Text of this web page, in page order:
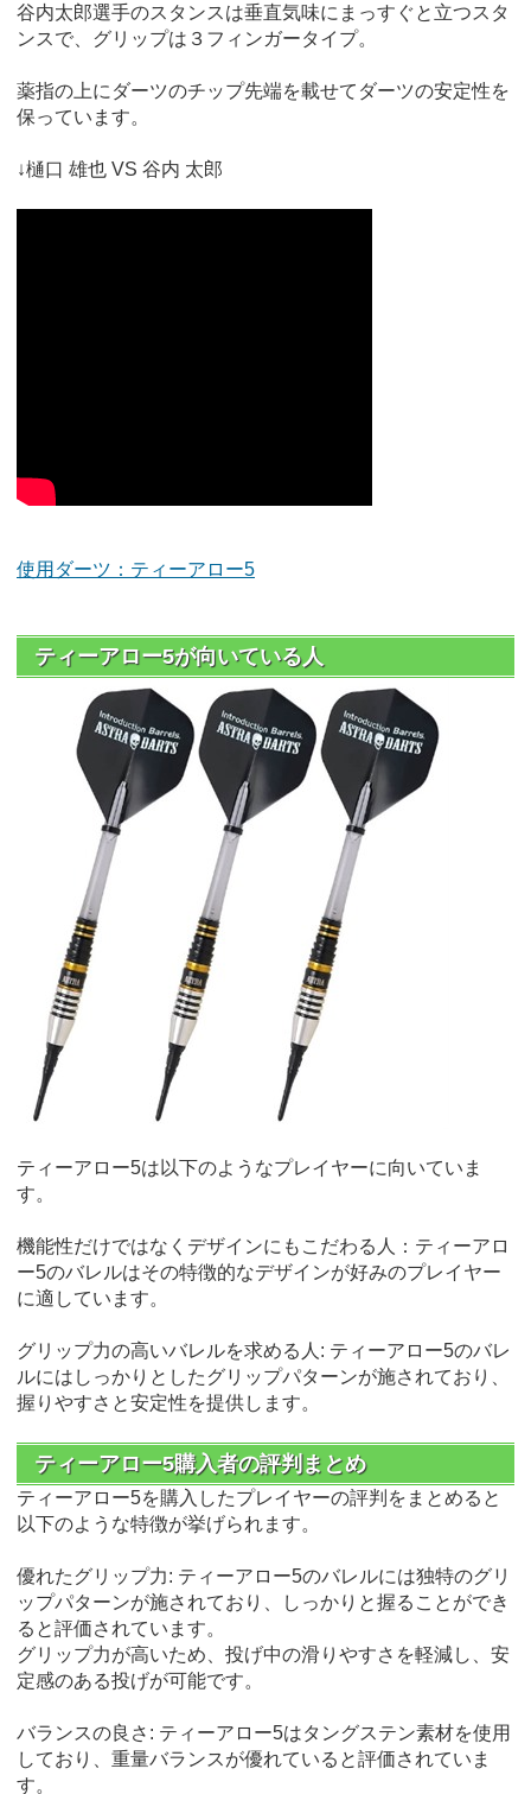
谷内太郎選手のスタンスは垂直気味にまっすぐと立つスタ
ンスで、グリップは３フィンガータイプ。
薬指の上にダーツのチップ先端を載せてダーツの安定性を
保っています。
↓樋口 雄也 VS 谷内 太郎
使用ダーツ：ティーアロー5
ティーアロー5が向いている人
ティーアロー5は以下のようなプレイヤーに向いていま
す。
機能性だけではなくデザインにもこだわる人：ティーアロ
ー5のバレルはその特徴的なデザインが好みのプレイヤー
に適しています。
グリップ力の高いバレルを求める人: ティーアロー5のバレ
ルにはしっかりとしたグリップパターンが施されており、
握りやすさと安定性を提供します。
ティーアロー5購入者の評判まとめ
ティーアロー5を購入したプレイヤーの評判をまとめると
以下のような特徴が挙げられます。
優れたグリップ力: ティーアロー5のバレルには独特のグリ
ップパターンが施されており、しっかりと握ることができ
ると評価されています。
グリップ力が高いため、投げ中の滑りやすさを軽減し、安
定感のある投げが可能です。
バランスの良さ: ティーアロー5はタングステン素材を使用
しており、重量バランスが優れていると評価されていま
す。